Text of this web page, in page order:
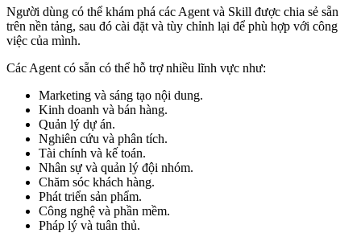
Người dùng có thể khám phá các Agent và Skill được chia sẻ sẵn
trên nền tảng, sau đó cài đặt và tùy chỉnh lại để phù hợp với công
việc của mình.
Các Agent có sẵn có thể hỗ trợ nhiều lĩnh vực như:
Marketing và sáng tạo nội dung.
Kinh doanh và bán hàng.
Quản lý dự án.
Nghiên cứu và phân tích.
Tài chính và kế toán.
Nhân sự và quản lý đội nhóm.
Chăm sóc khách hàng.
Phát triển sản phẩm.
Công nghệ và phần mềm.
Pháp lý và tuân thủ.